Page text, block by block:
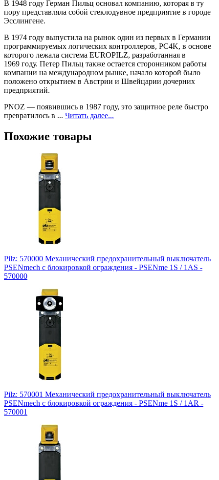
В 1948 году Герман Пильц основал компанию, которая в ту
пору представляла собой стеклодувное предприятие в городе
Эсслингене.
В 1974 году выпустила на рынок один из первых в Германии
программируемых логических контроллеров, PC4K, в основе
которого лежала система EUROPILZ, разработанная в
1969 году. Петер Пильц также остается сторонником работы
компании на международном рынке, начало которой было
положено открытием в Австрии и Швейцарии дочерних
предприятий.
PNOZ — появившись в 1987 году, это защитное реле быстро
превратилось в ... Читать далее...
Похожие товары
Pilz: 570000 Механический предохранительный выключатель
PSENmech с блокировкой ограждения - PSENme 1S / 1AS -
570000
Pilz: 570001 Механический предохранительный выключатель
PSENmech с блокировкой ограждения - PSENme 1S / 1AR -
570001